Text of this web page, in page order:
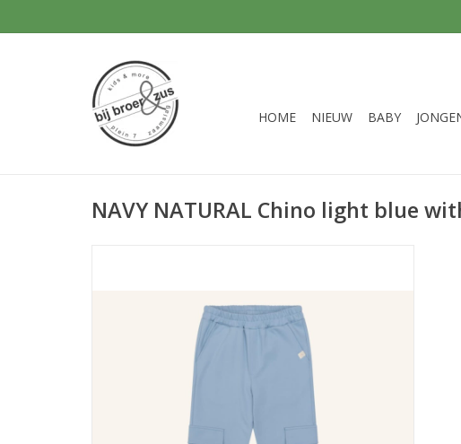
HOME NIEUW BABY
NAVY NATURAL Chino light blue